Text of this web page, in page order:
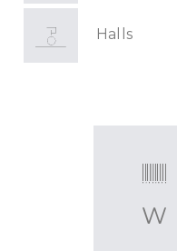
Halls